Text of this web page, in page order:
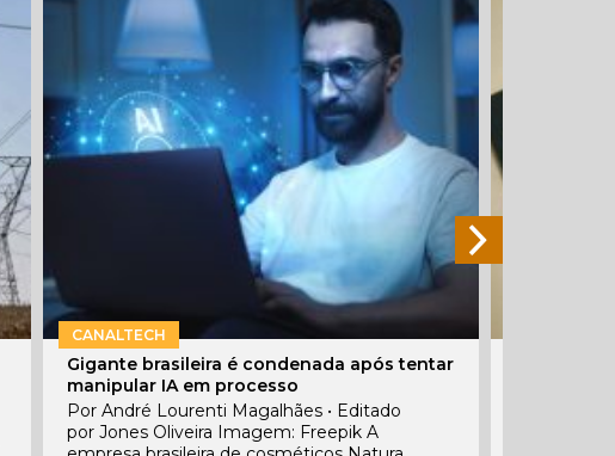
CANALTECH
Gigante brasileira é condenada após tentar
manipular IA em processo
Por André Lourenti Magalhães • Editado
por Jones Oliveira Imagem: Freepik A